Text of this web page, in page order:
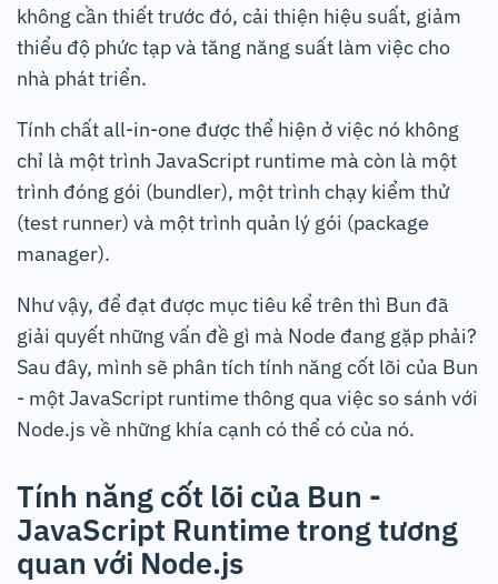
không cần thiết trước đó, cải thiện hiệu suất, giảm
thiểu độ phức tạp và tăng năng suất làm việc cho
nhà phát triển.
Tính chất all-in-one được thể hiện ở việc nó không
chỉ là một trình JavaScript runtime mà còn là một
trình đóng gói (bundler), một trình chạy kiểm thử
(test runner) và một trình quản lý gói (package
manager).
Như vậy, để đạt được mục tiêu kể trên thì Bun đã
giải quyết những vấn đề gì mà Node đang gặp phải?
Sau đây, mình sẽ phân tích tính năng cốt lõi của Bun
- một JavaScript runtime thông qua việc so sánh với
Node.js về những khía cạnh có thể có của nó.
Tính năng cốt lõi của Bun -
JavaScript Runtime trong tương
quan với Node.js